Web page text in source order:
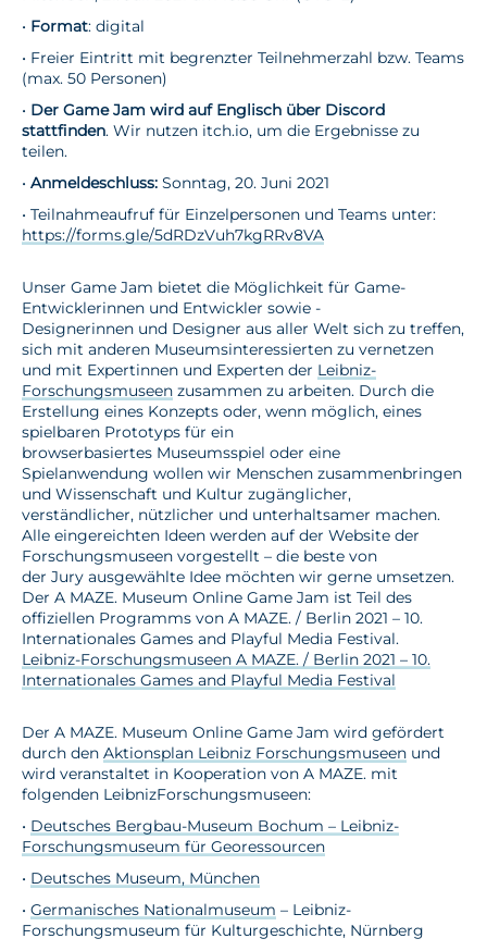
• Format: digital
• Freier Eintritt mit begrenzter Teilnehmerzahl bzw. Teams
(max. 50 Personen)
• Der Game Jam wird auf Englisch über Discord
stattfinden. Wir nutzen itch.io, um die Ergebnisse zu
teilen.
• Anmeldeschluss: Sonntag, 20. Juni 2021
• Teilnahmeaufruf für Einzelpersonen und Teams unter:
https://forms.gle/5dRDzVuh7kgRRv8VA
Unser Game Jam bietet die Möglichkeit für Game-
Entwicklerinnen und Entwickler sowie -
Designerinnen und Designer aus aller Welt sich zu treffen,
sich mit anderen Museumsinteressierten zu vernetzen
und mit Expertinnen und Experten der Leibniz-
Forschungsmuseen zusammen zu arbeiten. Durch die
Erstellung eines Konzepts oder, wenn möglich, eines
spielbaren Prototyps für ein
browserbasiertes Museumsspiel oder eine
Spielanwendung wollen wir Menschen zusammenbringen
und Wissenschaft und Kultur zugänglicher,
verständlicher, nützlicher und unterhaltsamer machen.
Alle eingereichten Ideen werden auf der Website der
Forschungsmuseen vorgestellt – die beste von
der Jury ausgewählte Idee möchten wir gerne umsetzen.
Der A MAZE. Museum Online Game Jam ist Teil des
offiziellen Programms von A MAZE. / Berlin 2021 – 10.
Internationales Games and Playful Media Festival.
Leibniz-Forschungsmuseen A MAZE. / Berlin 2021 – 10.
Internationales Games and Playful Media Festival
Der A MAZE. Museum Online Game Jam wird gefördert
durch den Aktionsplan Leibniz Forschungsmuseen und
wird veranstaltet in Kooperation von A MAZE. mit
folgenden LeibnizForschungsmuseen:
• Deutsches Bergbau-Museum Bochum – Leibniz-
Forschungsmuseum für Georessourcen
• Deutsches Museum, München
• Germanisches Nationalmuseum – Leibniz-
Forschungsmuseum für Kulturgeschichte, Nürnberg